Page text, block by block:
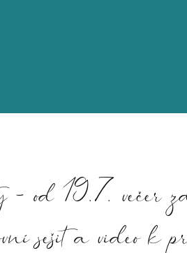
- od 19.7. večer
sešit a video k